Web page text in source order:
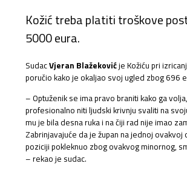
Kožić treba platiti troškove
5000 eura.
SudacVjeran Blažekovićje Kožiću pri
poručio kako je okaljao svoj ugled zbog 696
– Optuženik se ima pravo braniti kako ga
profesionalno niti ljudski krivnju svaliti na
mu je bila desna ruka i na čiji rad nije imao
Zabrinjavajuće da je župan na jednoj
poziciji pokleknuo zbog ovakvog minornog,
– rekao je sudac.